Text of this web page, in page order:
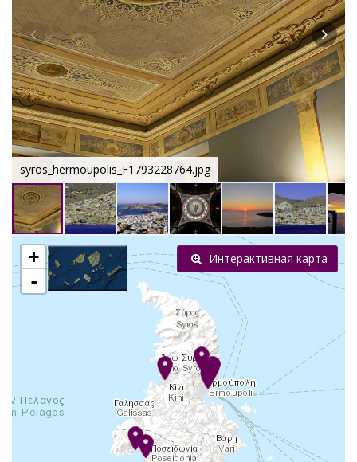
IT
ES
CN
syros_hermoupolis_F1793228764.jpg
+
-
Интерактивная карта